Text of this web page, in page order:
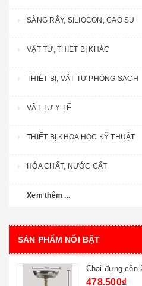
SÀNG RÂY, SILIOCON, CAO SU
VẬT TƯ, THIẾT BỊ KHÁC
THIẾT BỊ, VẬT TƯ PHÒNG SẠCH
VẬT TƯ Y TẾ
THIẾT BỊ KHOA HỌC KỸ THUẬT
HÓA CHẤT, NƯỚC CẤT
Xem thêm ...
SẢN PHẨM NỔI BẬT